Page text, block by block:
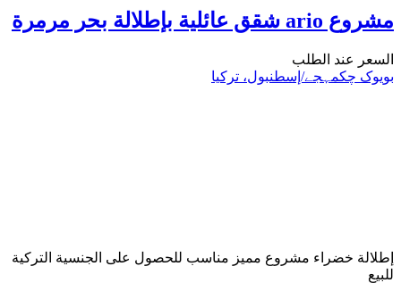
مشروع ario شقق عائلية بإطلالة بحر مرمرة
السعر عند الطلب
بویوک چکمہجے/إسطنبول، تركيا
إطلالة خضراء مشروع مميز مناسب للحصول على الجنسية التركية
للبيع